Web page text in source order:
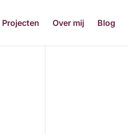
Projecten Over mij Blog